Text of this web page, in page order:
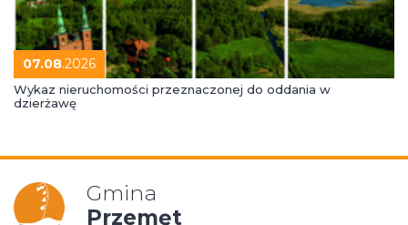
07.08.2026
Wykaz nieruchomości przeznaczonej do oddania w
dzierżawę
Gmina
Przemęt